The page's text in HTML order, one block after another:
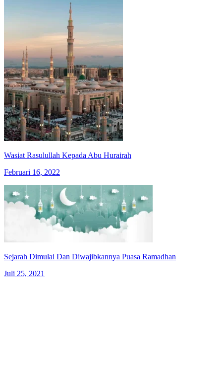
Wasiat Rasulullah Kepada Abu Hurairah
Februari 16, 2022
Sejarah Dimulai Dan Diwajibkannya Puasa Ramadhan
Juli 25, 2021